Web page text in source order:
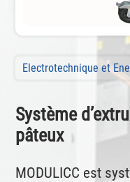
Electrotechnique et
Système
pâteux
MODULICC est